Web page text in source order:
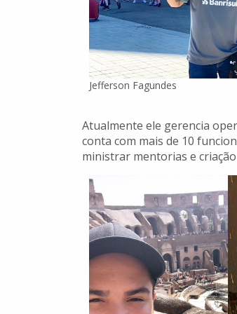
Jefferson Fagundes
Atualmente ele gerencia
conta com mais de 10
ministrar mentorias e